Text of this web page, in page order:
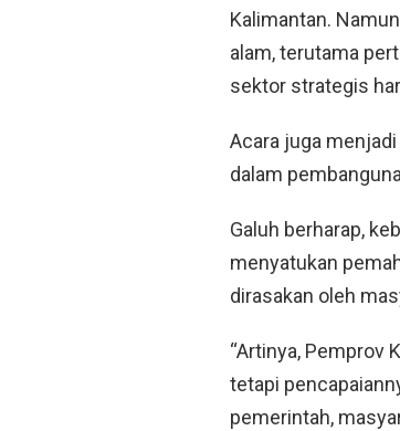
Kalimantan.
alam, terutama
sektor strategis
Acara juga
dalam
Galuh berharap,
menyatukan
dirasakan oleh
“Artinya, Pemprov
tetapi
pemerintah,